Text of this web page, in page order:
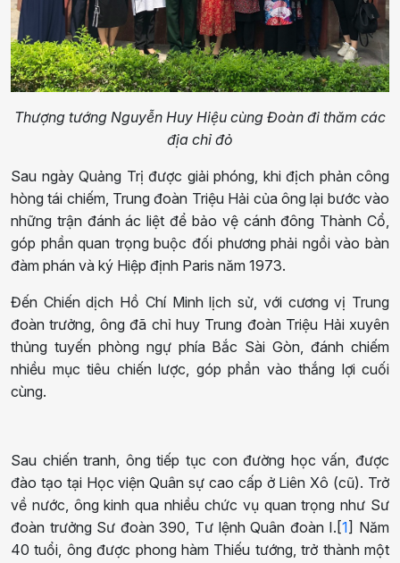
Thượng tướng Nguyễn Huy Hiệu cùng Đoàn đi thăm các
địa chỉ đỏ
Sau ngày Quảng Trị được giải phóng, khi địch phản công
hòng tái chiếm, Trung đoàn Triệu Hải của ông lại bước vào
những trận đánh ác liệt để bảo vệ cánh đông Thành Cổ,
góp phần quan trọng buộc đối phương phải ngồi vào bàn
đàm phán và ký Hiệp định Paris năm 1973.
Đến Chiến dịch Hồ Chí Minh lịch sử, với cương vị Trung
đoàn trưởng, ông đã chỉ huy Trung đoàn Triệu Hải xuyên
thủng tuyến phòng ngự phía Bắc Sài Gòn, đánh chiếm
nhiều mục tiêu chiến lược, góp phần vào thắng lợi cuối
cùng.
Sau chiến tranh, ông tiếp tục con đường học vấn, được
đào tạo tại Học viện Quân sự cao cấp ở Liên Xô (cũ). Trở
về nước, ông kinh qua nhiều chức vụ quan trọng như Sư
đoàn trưởng Sư đoàn 390, Tư lệnh Quân đoàn I.[1] Năm
40 tuổi, ông được phong hàm Thiếu tướng, trở thành một